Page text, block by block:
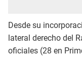
Desde su
lateral derecho del
oficiales (28 en